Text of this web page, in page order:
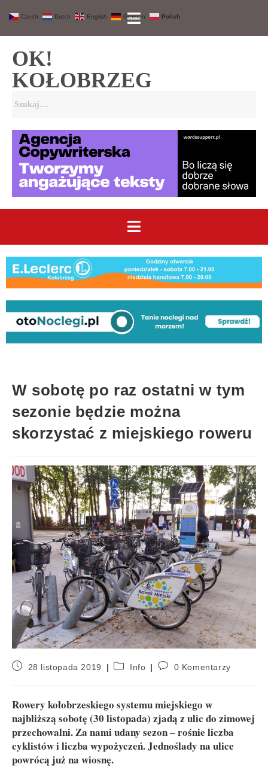
OK!
KOŁOBRZEG
W sobotę po raz ostatni w tym
sezonie będzie można
skorzystać z miejskiego roweru
28 listopada 2019 Info 0 Komentarzy
Rowery kołobrzeskiego systemu miejskiego w
najbliższą sobotę (30 listopada) zjadą z ulic do zimowej
przechowalni. Za nami udany sezon – rośnie liczba
cyklistów i liczba wypożyczeń. Jednoślady na ulice
powrócą już na wiosnę.
Czech Dutch English German Polish